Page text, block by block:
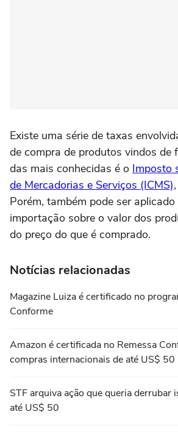
Existe uma série de taxas
de compra de produtos vindos de
das mais conhecidas é o Imposto
de Mercadorias e Serviços (ICMS)
Porém, também pode ser
importação sobre o valor dos
do preço do que é comprado.
Notícias relacionadas
Magazine Luiza é certificado no
Conforme
Amazon é certificada no Remessa
compras internacionais de até US$ 50
STF arquiva ação que queria derrubar
até US$ 50